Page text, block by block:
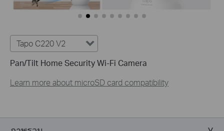
Tapo C220 V2
Pan/Tilt Home Security Wi-Fi Camera
Learn more about microSD card compatibility